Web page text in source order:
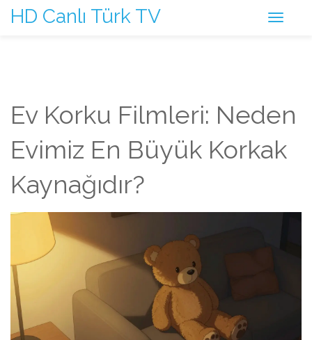
HD Canlı Türk TV
Ev Korku Filmleri: Neden
Evimiz En Büyük Korkak
Kaynağıdır?